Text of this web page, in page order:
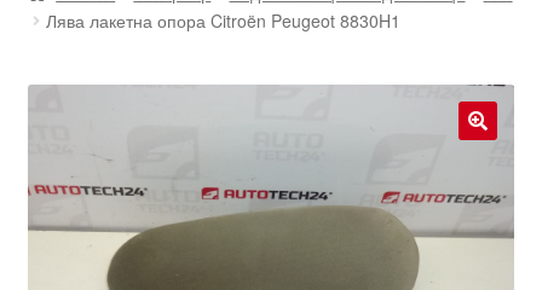
Доставка по целия свят
Количка
Лява лакетна опора Citroën Peugeot 8830H1